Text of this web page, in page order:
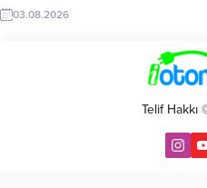
03.08.2026
Telif Hakkı